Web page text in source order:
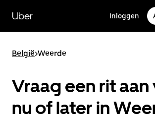
naar
hoofdinhoud
Uber Inloggen
België>Weerde
Vraag een rit aan
nu of later in